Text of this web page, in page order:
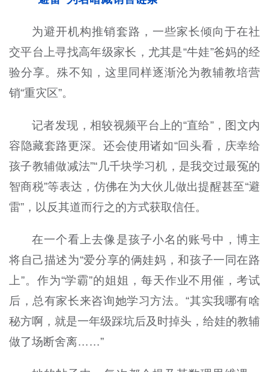
为避开机构推销套路，一些家长倾向于在社
交平台上寻找高年级家长，尤其是“牛娃”爸妈的经
验分享。殊不知，这里同样逐渐沦为教辅教培营
销“重灾区”。
记者发现，相较视频平台上的“直给”，图文内
容隐藏套路更深。还会使用诸如“回头看，庆幸给
孩子教辅做减法”“ 几千块学习机，是我交过最冤的
智商税”等表达，仿佛在为大伙儿做出提醒甚至“避
雷”，以反其道而行之的方式获取信任。
在一个看上去像是孩子小名的账号中，博主
将自己描述为“爱分享的俩娃妈，和孩子一同在路
上”。作为“学霸”的姐姐，每天作业不用催，考试
后，总有家长来咨询她学习方法。“其实我哪有啥
秘方啊，就是一年级踩坑后及时掉头，给娃的教辅
做了场断舍离……”